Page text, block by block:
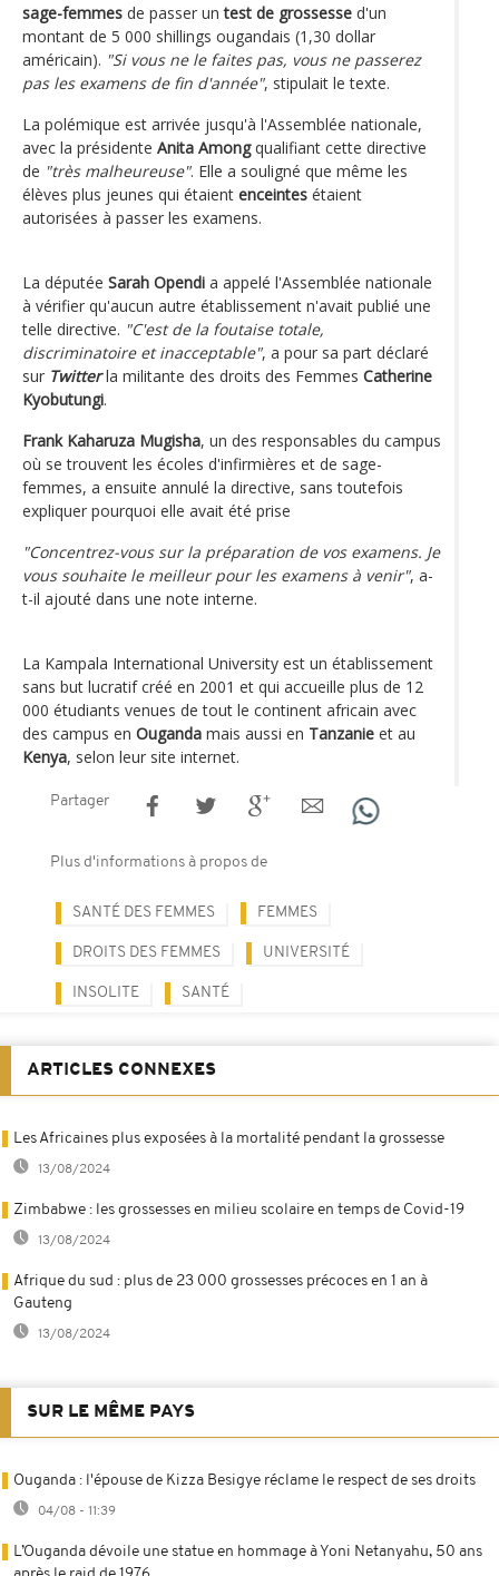
sage-femmes de passer untest de grossesse d'un
montant de 5 000 shillings ougandais (1,30 dollar
américain). "Si vous ne le faites pas, vous ne passerez
pas les examens de fin d'année", stipulait le texte.
La polémique est arrivée jusqu'à l'Assemblée nationale,
avec la présidente Anita Amongqualifiant cette directive
de "très malheureuse". Elle a souligné que même les
élèves plus jeunes qui étaient enceintes étaient
autorisées à passer les examens.
La députée Sarah Opendi a appelé l'Assemblée nationale
à vérifier qu'aucun autre établissement n'avait publié une
telle directive. "C'est de la foutaise totale,
discriminatoire et inacceptable", a pour sa part déclaré
sur Twitterla militante des droits des Femmes Catherine
Kyobutungi.
Frank Kaharuza Mugisha, un des responsables du campus
où se trouvent les écoles d'infirmières et de sage-
femmes, a ensuite annulé la directive, sans toutefois
expliquer pourquoi elle avait été prise
"Concentrez-vous sur la préparation de vos examens. Je
vous souhaite le meilleur pour les examens à venir", a-
t-il ajouté dans une note interne.
La Kampala International University est un établissement
sans but lucratif créé en 2001 et qui accueille plus de 12
000 étudiants venues de tout le continent africain avec
des campus en Ouganda mais aussi en Tanzanie et au
Kenya, selon leur site internet.
Partager
Plus d'informations à propos de
SANTÉ DES FEMMES FEMMES
DROITS DES FEMMES UNIVERSITÉ
INSOLITE SANTÉ
ARTICLES CONNEXES
Les Africaines plus exposées à la mortalité pendant la grossesse
13/08/2024
Zimbabwe : les grossesses en milieu scolaire en temps de Covid-19
13/08/2024
Afrique du sud : plus de 23 000 grossesses précoces en 1 an à
Gauteng
13/08/2024
SUR LE MÊME PAYS
Ouganda : l'épouse de Kizza Besigye réclame le respect de ses droits
04/08 - 11:39
L’Ouganda dévoile une statue en hommage à Yoni Netanyahu, 50 ans